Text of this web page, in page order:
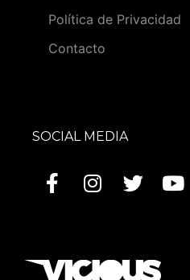
Política de Privacidad
Contacto
SOCIAL MEDIA